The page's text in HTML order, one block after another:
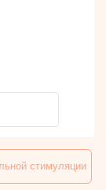
стимуляции